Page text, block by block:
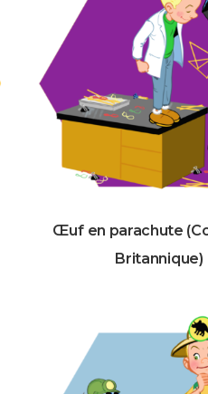
Œuf en parachute
Britannique)